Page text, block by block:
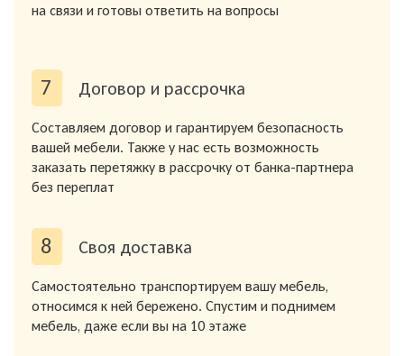
на связи и готовы ответить на вопросы
7 Договор и рассрочка
Составляем договор и гарантируем безопасность
вашей мебели. Также у нас есть возможность
заказать перетяжку в рассрочку от банка-партнера
без переплат
8 Своя доставка
Самостоятельно транспортируем вашу мебель,
относимся к ней бережено. Спустим и поднимем
мебель, даже если вы на 10 этаже